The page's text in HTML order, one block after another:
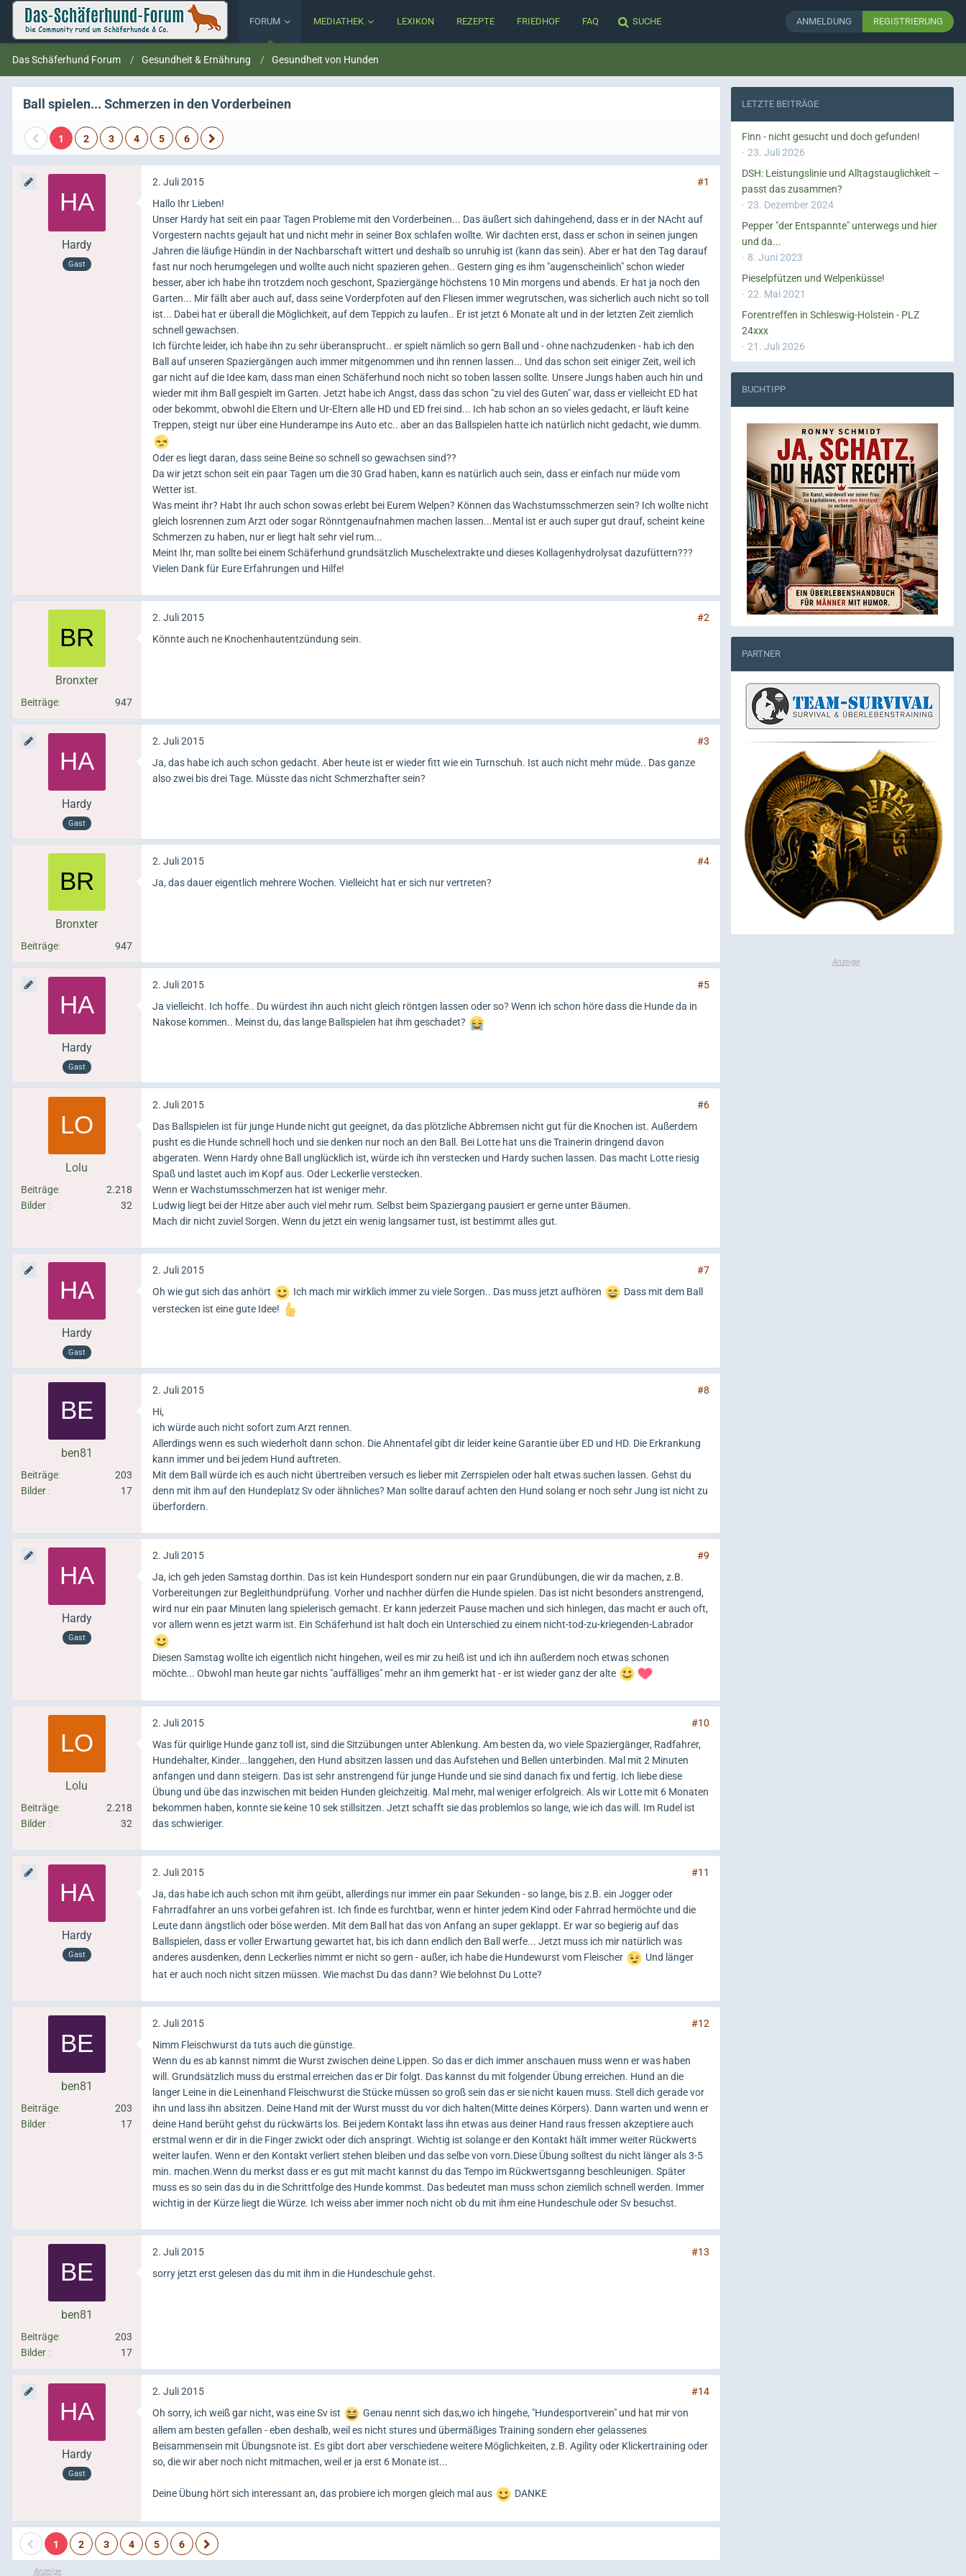
FORUM MEDIATHEK LEXIKON REZEPTE FRIEDHOF FAQ SUCHE ANMELDUNG REGISTRIERUNG
Das Schäferhund Forum Gesundheit & Ernährung Gesundheit von Hunden
Ball spielen... Schmerzen in den Vorderbeinen
1 2 3 4 5 6
Hardy
Gast
2. Juli 2015
#1
Hallo Ihr Lieben!
Unser Hardy hat seit ein paar Tagen Probleme mit den Vorderbeinen... Das äußert sich dahingehend, dass er in der NAcht auf
Vorgestern nachts gejault hat und nicht mehr in seiner Box schlafen wollte. Wir dachten erst, dass er schon in seinen jungen
Jahren die läufige Hündin in der Nachbarschaft wittert und deshalb so unruhig ist (kann das sein). Aber er hat den Tag darauf
fast nur noch herumgelegen und wollte auch nicht spazieren gehen.. Gestern ging es ihm "augenscheinlich" schon wieder
besser, aber ich habe ihn trotzdem noch geschont, Spaziergänge höchstens 10 Min morgens und abends. Er hat ja noch den
Garten... Mir fällt aber auch auf, dass seine Vorderpfoten auf den Fliesen immer wegrutschen, was sicherlich auch nicht so toll
ist... Dabei hat er überall die Möglichkeit, auf dem Teppich zu laufen.. Er ist jetzt 6 Monate alt und in der letzten Zeit ziemlich
schnell gewachsen.
Ich fürchte leider, ich habe ihn zu sehr überansprucht.. er spielt nämlich so gern Ball und - ohne nachzudenken - hab ich den
Ball auf unseren Spaziergängen auch immer mitgenommen und ihn rennen lassen... Und das schon seit einiger Zeit, weil ich
gar nicht auf die Idee kam, dass man einen Schäferhund noch nicht so toben lassen sollte. Unsere Jungs haben auch hin und
wieder mit ihm Ball gespielt im Garten. Jetzt habe ich Angst, dass das schon "zu viel des Guten" war, dass er vielleicht ED hat
oder bekommt, obwohl die Eltern und Ur-Eltern alle HD und ED frei sind... Ich hab schon an so vieles gedacht, er läuft keine
Treppen, steigt nur über eine Hunderampe ins Auto etc.. aber an das Ballspielen hatte ich natürlich nicht gedacht, wie dumm.
Oder es liegt daran, dass seine Beine so schnell so gewachsen sind??
Da wir jetzt schon seit ein paar Tagen um die 30 Grad haben, kann es natürlich auch sein, dass er einfach nur müde vom
Wetter ist.
Was meint ihr? Habt Ihr auch schon sowas erlebt bei Eurem Welpen? Können das Wachstumsschmerzen sein? Ich wollte nicht
gleich losrennen zum Arzt oder sogar Rönntgenaufnahmen machen lassen...Mental ist er auch super gut drauf, scheint keine
Schmerzen zu haben, nur er liegt halt sehr viel rum...
Meint Ihr, man sollte bei einem Schäferhund grundsätzlich Muschelextrakte und dieses Kollagenhydrolysat dazufüttern???
Vielen Dank für Eure Erfahrungen und Hilfe!
Bronxter
Beiträge 947
2. Juli 2015
#2
Könnte auch ne Knochenhautentzündung sein.
Hardy
Gast
2. Juli 2015
#3
Ja, das habe ich auch schon gedacht. Aber heute ist er wieder fitt wie ein Turnschuh. Ist auch nicht mehr müde.. Das ganze
also zwei bis drei Tage. Müsste das nicht Schmerzhafter sein?
Bronxter
Beiträge 947
2. Juli 2015
#4
Ja, das dauer eigentlich mehrere Wochen. Vielleicht hat er sich nur vertreten?
Hardy
Gast
2. Juli 2015
#5
Ja vielleicht. Ich hoffe.. Du würdest ihn auch nicht gleich röntgen lassen oder so? Wenn ich schon höre dass die Hunde da in
Nakose kommen.. Meinst du, das lange Ballspielen hat ihm geschadet?
Lolu
Beiträge
2.218
Bilder
32
2. Juli 2015
#6
Das Ballspielen ist für junge Hunde nicht gut geeignet, da das plötzliche Abbremsen nicht gut für die Knochen ist. Außerdem
pusht es die Hunde schnell hoch und sie denken nur noch an den Ball. Bei Lotte hat uns die Trainerin dringend davon
abgeraten. Wenn Hardy ohne Ball unglücklich ist, würde ich ihn verstecken und Hardy suchen lassen. Das macht Lotte riesig
Spaß und lastet auch im Kopf aus. Oder Leckerlie verstecken.
Wenn er Wachstumsschmerzen hat ist weniger mehr.
Ludwig liegt bei der Hitze aber auch viel mehr rum. Selbst beim Spaziergang pausiert er gerne unter Bäumen.
Mach dir nicht zuviel Sorgen. Wenn du jetzt ein wenig langsamer tust, ist bestimmt alles gut.
Hardy
Gast
2. Juli 2015
#7
Oh wie gut sich das anhört
Ich mach mir wirklich immer zu viele Sorgen.. Das muss jetzt aufhören
Dass mit dem Ball
verstecken ist eine gute Idee!
ben81
Beiträge
203
Bilder
17
2. Juli 2015
#8
Hi,
ich würde auch nicht sofort zum Arzt rennen.
Allerdings wenn es such wiederholt dann schon. Die Ahnentafel gibt dir leider keine Garantie über ED und HD. Die Erkrankung
kann immer und bei jedem Hund auftreten.
Mit dem Ball würde ich es auch nicht übertreiben versuch es lieber mit Zerrspielen oder halt etwas suchen lassen. Gehst du
denn mit ihm auf den Hundeplatz Sv oder ähnliches? Man sollte darauf achten den Hund solang er noch sehr Jung ist nicht zu
überfordern.
Hardy
Gast
2. Juli 2015
#9
Ja, ich geh jeden Samstag dorthin. Das ist kein Hundesport sondern nur ein paar Grundübungen, die wir da machen, z.B.
Vorbereitungen zur Begleithundprüfung. Vorher und nachher dürfen die Hunde spielen. Das ist nicht besonders anstrengend,
wird nur ein paar Minuten lang spielerisch gemacht. Er kann jederzeit Pause machen und sich hinlegen, das macht er auch oft,
vor allem wenn es jetzt warm ist. Ein Schäferhund ist halt doch ein Unterschied zu einem nicht-tod-zu-kriegenden-Labrador
Diesen Samstag wollte ich eigentlich nicht hingehen, weil es mir zu heiß ist und ich ihn außerdem noch etwas schonen
möchte... Obwohl man heute gar nichts "auffälliges" mehr an ihm gemerkt hat - er ist wieder ganz der alte
Lolu
Beiträge
2.218
Bilder
32
2. Juli 2015
#10
Was für quirlige Hunde ganz toll ist, sind die Sitzübungen unter Ablenkung. Am besten da, wo viele Spaziergänger, Radfahrer,
Hundehalter, Kinder...langgehen, den Hund absitzen lassen und das Aufstehen und Bellen unterbinden. Mal mit 2 Minuten
anfangen und dann steigern. Das ist sehr anstrengend für junge Hunde und sie sind danach fix und fertig. Ich liebe diese
Übung und übe das inzwischen mit beiden Hunden gleichzeitig. Mal mehr, mal weniger erfolgreich. Als wir Lotte mit 6 Monaten
bekommen haben, konnte sie keine 10 sek stillsitzen. Jetzt schafft sie das problemlos so lange, wie ich das will. Im Rudel ist
das schwieriger.
Hardy
Gast
2. Juli 2015
#11
Ja, das habe ich auch schon mit ihm geübt, allerdings nur immer ein paar Sekunden - so lange, bis z.B. ein Jogger oder
Fahrradfahrer an uns vorbei gefahren ist. Ich finde es furchtbar, wenn er hinter jedem Kind oder Fahrrad hermöchte und die
Leute dann ängstlich oder böse werden. Mit dem Ball hat das von Anfang an super geklappt. Er war so begierig auf das
Ballspielen, dass er voller Erwartung gewartet hat, bis ich dann endlich den Ball werfe... Jetzt muss ich mir natürlich was
anderes ausdenken, denn Leckerlies nimmt er nicht so gern - außer, ich habe die Hundewurst vom Fleischer
Und länger
hat er auch noch nicht sitzen müssen. Wie machst Du das dann? Wie belohnst Du Lotte?
ben81
Beiträge
203
Bilder
17
2. Juli 2015
#12
Nimm Fleischwurst da tuts auch die günstige.
Wenn du es ab kannst nimmt die Wurst zwischen deine Lippen. So das er dich immer anschauen muss wenn er was haben
will. Grundsätzlich muss du erstmal erreichen das er Dir folgt. Das kannst du mit folgender Übung erreichen. Hund an die
langer Leine in die Leinenhand Fleischwurst die Stücke müssen so groß sein das er sie nicht kauen muss. Stell dich gerade vor
ihn und lass ihn absitzen. Deine Hand mit der Wurst musst du vor dich halten(Mitte deines Körpers). Dann warten und wenn er
deine Hand berüht gehst du rückwärts los. Bei jedem Kontakt lass ihn etwas aus deiner Hand raus fressen akzeptiere auch
erstmal wenn er dir in die Finger zwickt oder dich anspringt. Wichtig ist solange er den Kontakt hält immer weiter Rückwerts
weiter laufen. Wenn er den Kontakt verliert stehen bleiben und das selbe von vorn.Diese Übung solltest du nicht länger als 3-5
min. machen.Wenn du merkst dass er es gut mit macht kannst du das Tempo im Rückwertsganng beschleunigen. Später
muss es so sein das du in die Schrittfolge des Hunde kommst. Das bedeutet man muss schon ziemlich schnell werden. Immer
wichtig in der Kürze liegt die Würze. Ich weiss aber immer noch nicht ob du mit ihm eine Hundeschule oder Sv besuchst.
ben81
Beiträge
203
Bilder
17
2. Juli 2015
#13
sorry jetzt erst gelesen das du mit ihm in die Hundeschule gehst.
Hardy
Gast
2. Juli 2015
#14
Oh sorry, ich weiß gar nicht, was eine Sv ist
Genau nennt sich das,wo ich hingehe, "Hundesportverein" und hat mir von
allem am besten gefallen - eben deshalb, weil es nicht stures und übermäßiges Training sondern eher gelassenes
Beisammensein mit Übungsnote ist. Es gibt dort aber verschiedene weitere Möglichkeiten, z.B. Agility oder Klickertraining oder
so, die wir aber noch nicht mitmachen, weil er ja erst 6 Monate ist...
Deine Übung hört sich interessant an, das probiere ich morgen gleich mal aus DANKE
1 2 3 4 5 6
LETZTE BEITRÄGE
Finn - nicht gesucht und doch gefunden!
23. Juli 2026
DSH: Leistungslinie und Alltagstauglichkeit –
passt das zusammen?
23. Dezember 2024
Pepper "der Entspannte" unterwegs und hier
und da...
8. Juni 2023
Pieselpfützen und Welpenküsse!
22. Mai 2021
Forentreffen in Schleswig-Holstein - PLZ
24xxx
21. Juli 2026
BUCHTIPP
PARTNER